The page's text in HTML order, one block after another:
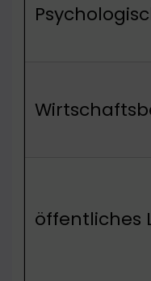
öffentliches